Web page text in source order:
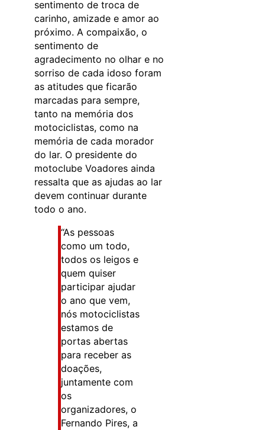
sentimento de troca de
carinho, amizade e amor ao
próximo. A compaixão, o
sentimento de
agradecimento no olhar e no
sorriso de cada idoso foram
as atitudes que ficarão
marcadas para sempre,
tanto na memória dos
motociclistas, como na
memória de cada morador
do lar. O presidente do
motoclube Voadores ainda
ressalta que as ajudas ao lar
devem continuar durante
todo o ano.
“As pessoas
como um todo,
todos os leigos e
quem quiser
participar ajudar
o ano que vem,
nós motociclistas
estamos de
portas abertas
para receber as
doações,
juntamente com
os
organizadores, o
Fernando Pires, a